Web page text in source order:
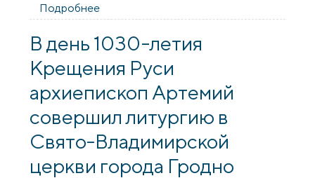
Подробнее
«Денница» прошел час истории,
посвященный Митрополиту Иосифу
(Семашко)
В день 1030-летия
Крещения Руси
архиепископ Артемий
совершил литургию в
Свято-Владимирской
церкви города Гродно